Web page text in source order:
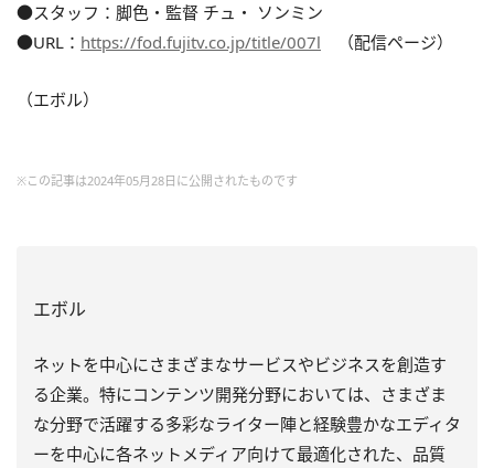
●スタッフ：脚色・監督 チュ・ ソンミン
●URL： https://fod.fujitv.co.jp/title/007l （配信ページ）
（エボル）
※この記事は2024年05月28日に公開されたものです
エボル
ネットを中心にさまざまなサービスやビジネスを創造す
る企業。特にコンテンツ開発分野においては、さまざま
な分野で活躍する多彩なライター陣と経験豊かなエディタ
ーを中心に各ネットメディア向けて最適化された、品質